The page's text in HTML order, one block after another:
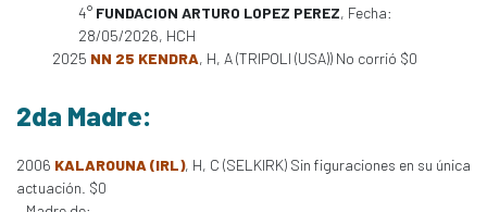
4° FUNDACION ARTURO LOPEZ PEREZ, Fecha:
28/05/2026, HCH
2025 NN 25 KENDRA, H, A (TRIPOLI (USA)) No corrió $0
2da Madre:
2006 KALAROUNA (IRL), H, C (SELKIRK) Sin figuraciones en su única
actuación. $0